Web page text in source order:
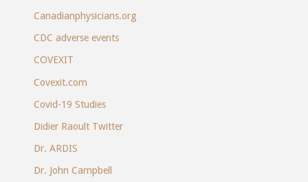
Canadianphysicians.org
CDC adverse events
COVEXIT
Covexit.com
Covid-19 Studies
Didier Raoult Twitter
Dr. ARDIS
Dr. John Campbell